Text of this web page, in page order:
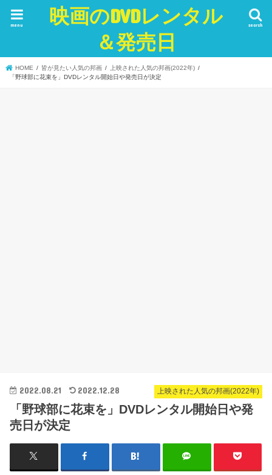
映画のDVDレンタル
＆発売日
search
menu
HOME 皆が見たい人気の邦画
上映された人気の邦画(2022年)
「野球部に花束を」DVDレンタル開始日や発売日が決定
上映された人気の邦画(2022年)
2022.08.21 2022.12.28
「野球部に花束を」DVDレンタル開始日や発
売日が決定